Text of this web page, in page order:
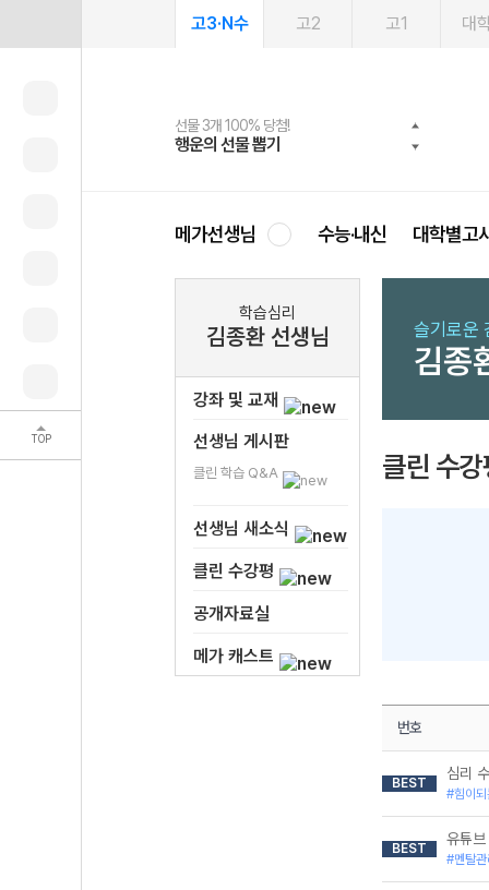
TOP
고3·N수 고2 고1 대
선물 3개 100% 당첨!
행운의 선물 뽑기
선물 100% 증정!
메가스터디 X 올리브
여름방학 스터디 캐시백
메가런 썸머스쿨
2027 러셀 단과
강사 공개선발
스마트러닝앱
설문 EVENT
메가패스
3일 무료 체험권
메가패스 수강생 무료혜택!
메가클럽 멤버십
사회공헌 캠페인
희망이룸 메가나눔
메가선생님 수능·내신 대학별고
학습심리
김종환 선생님
강좌 및 교재
선생님 게시판
클린 학습 Q&A
선생님 새소식
클린 수강평
공개자료실
메가 캐스트
슬기로운
김종
클린 수강
번호
BEST
심리
#힘이
BEST
유튜
#멘탈